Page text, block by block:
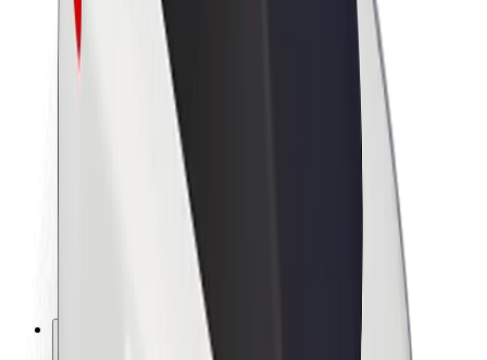
Sajtószoba
Befektetői kapcsolatok